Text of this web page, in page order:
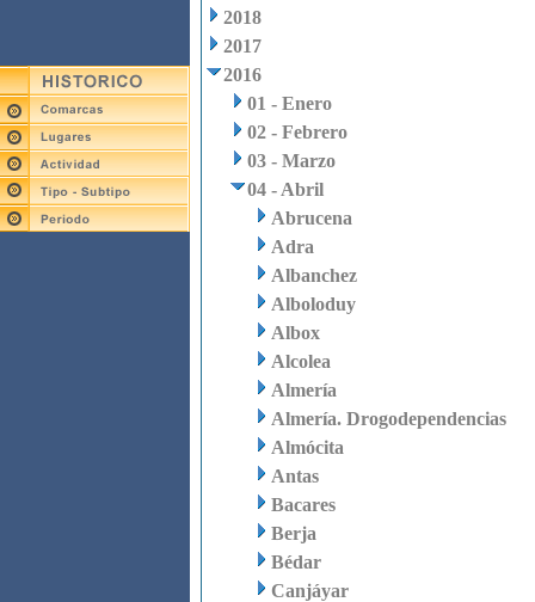
2018
2017
2016
01 - Enero
02 - Febrero
03 - Marzo
04 - Abril
Abrucena
Adra
Albanchez
Alboloduy
Albox
Alcolea
Almería
Almería. Drogodependencias
Almócita
Antas
Bacares
Berja
Bédar
Canjáyar